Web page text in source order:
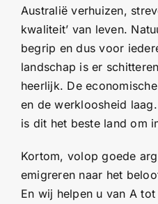
Australië verhuizen,
kwaliteit’ van leven.
begrip en dus voor
landschap is er
heerlijk. De
en de werkloosheid
is dit het beste land om
Kortom, volop goede
emigreren naar het
En wij helpen u van A